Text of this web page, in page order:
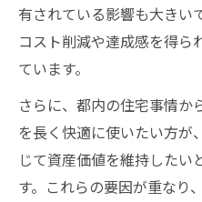
有されている影響も大きい
コスト削減や達成感を得ら
ています。
さらに、都内の住宅事情か
を長く快適に使いたい方が
じて資産価値を維持したい
す。これらの要因が重なり